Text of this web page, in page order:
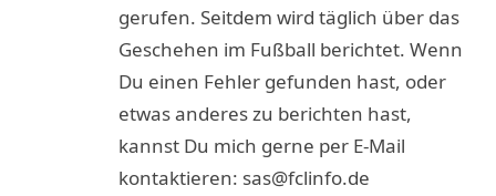
gerufen. Seitdem wird täglich über das
Geschehen im Fußball berichtet. Wenn
Du einen Fehler gefunden hast, oder
etwas anderes zu berichten hast,
kannst Du mich gerne per E-Mail
kontaktieren: sas@fclinfo.de